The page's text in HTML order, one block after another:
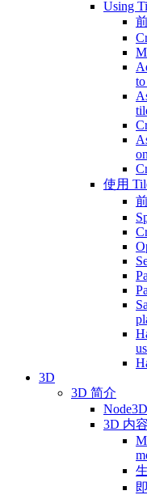
Using
使用
3D
3D 简介
3D 内容